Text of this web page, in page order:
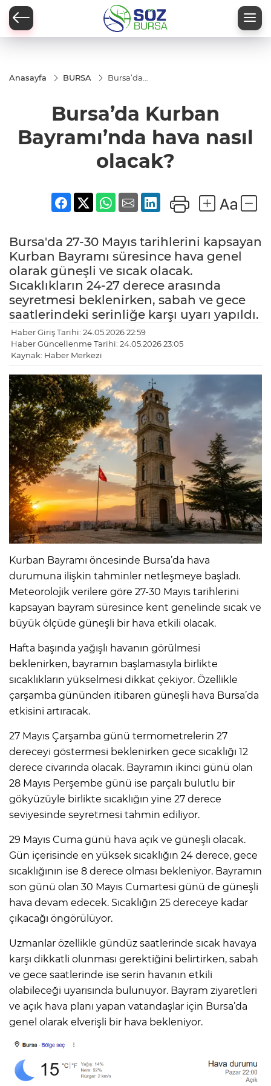
Anasayfa BURSA
Bursa’da
hava nasıl
olacak?
Bursa’da Kurban
Bayramı’nda hava nasıl
olacak?
Bursa'da 27-30 Mayıs tarihlerini kapsayan
Kurban Bayramı süresince hava genel
olarak güneşli ve sıcak olacak.
Sıcaklıkların 24-27 derece arasında
seyretmesi beklenirken, sabah ve gece
saatlerindeki serinliğe karşı uyarı yapıldı.
Haber Giriş Tarihi: 24.05.2026 22:59
Haber Güncellenme Tarihi: 24.05.2026 23:05
Kaynak: Haber Merkezi
Kurban Bayramı öncesinde Bursa’da hava
durumuna ilişkin tahminler netleşmeye başladı.
Meteorolojik verilere göre 27-30 Mayıs tarihlerini
kapsayan bayram süresince kent genelinde sıcak ve
büyük ölçüde güneşli bir hava etkili olacak.
Hafta başında yağışlı havanın görülmesi
beklenirken, bayramın başlamasıyla birlikte
sıcaklıkların yükselmesi dikkat çekiyor. Özellikle
çarşamba gününden itibaren güneşli hava Bursa’da
etkisini artıracak.
27 Mayıs Çarşamba günü termometrelerin 27
dereceyi göstermesi beklenirken gece sıcaklığı 12
derece civarında olacak. Bayramın ikinci günü olan
28 Mayıs Perşembe günü ise parçalı bulutlu bir
gökyüzüyle birlikte sıcaklığın yine 27 derece
seviyesinde seyretmesi tahmin ediliyor.
29 Mayıs Cuma günü hava açık ve güneşli olacak.
Gün içerisinde en yüksek sıcaklığın 24 derece, gece
sıcaklığının ise 8 derece olması bekleniyor. Bayramın
son günü olan 30 Mayıs Cumartesi günü de güneşli
hava devam edecek. Sıcaklığın 25 dereceye kadar
çıkacağı öngörülüyor.
Uzmanlar özellikle gündüz saatlerinde sıcak havaya
karşı dikkatli olunması gerektiğini belirtirken, sabah
ve gece saatlerinde ise serin havanın etkili
olabileceği uyarısında bulunuyor. Bayram ziyaretleri
ve açık hava planı yapan vatandaşlar için Bursa’da
genel olarak elverişli bir hava bekleniyor.